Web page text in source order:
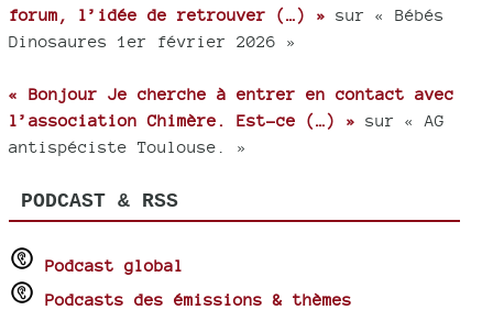
forum, l’idée de retrouver (…) » sur « Bébés
Dinosaures 1er février 2026 »
« Bonjour Je cherche à entrer en contact avec
l’association Chimère. Est-ce (…) » sur « AG
antispéciste Toulouse. »
PODCAST & RSS
Podcast global
Podcasts des émissions & thèmes